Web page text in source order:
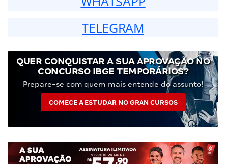
TELEGRAM
QUER CONQUISTAR A SUA APROVAÇÃO NO
CONCURSO IBGE TEMPORÁRIOS?
Prepare-se com quem mais entende do assunto!
COMECE A ESTUDAR NO GRAN CURSOS